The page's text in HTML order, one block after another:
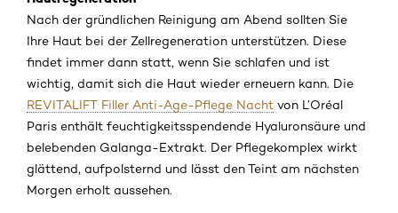
Nach der gründlichen Reinigung am Abend sollten Sie
Ihre Haut bei der Zellregeneration unterstützen. Diese
findet immer dann statt, wenn Sie schlafen und ist
wichtig, damit sich die Haut wieder erneuern kann. Die
REVITALIFT Filler Anti-Age-Pflege Nacht von L’Oréal
Paris enthält feuchtigkeitsspendende Hyaluronsäure und
belebenden Galanga-Extrakt. Der Pflegekomplex wirkt
glättend, aufpolsternd und lässt den Teint am nächsten
Morgen erholt aussehen.